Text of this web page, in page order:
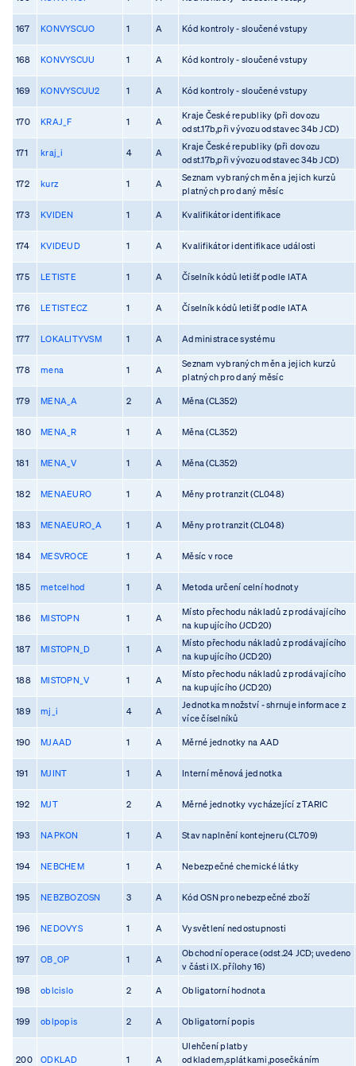
167 KONVYSCUO 1 A Kód kontroly - sloučené vstupy
168 KONVYSCUU 1 A Kód kontroly - sloučené vstupy
169 KONVYSCUU2 1 A Kód kontroly - sloučené vstupy
170 KRAJ_F 1 A
Kraje České republiky (při dovozu
odst.17b,při vývozu odstavec 34b JCD)
171 kraj_i 4 A
Kraje České republiky (při dovozu
odst.17b,při vývozu odstavec 34b JCD)
172 kurz 1 A
Seznam vybraných měn a jejich kurzů
platných pro daný měsíc
173 KVIDEN 1 A Kvalifikátor identifikace
174 KVIDEUD 1 A Kvalifikátor identifikace události
175 LETISTE 1 A Číselník kódů letišť podle IATA
176 LETISTECZ 1 A Číselník kódů letišť podle IATA
177 LOKALITYVSM 1 A Administrace systému
178 mena 1 A
Seznam vybraných měn a jejich kurzů
platných pro daný měsíc
179 MENA_A 2 A Měna (CL352)
180 MENA_R 1 A Měna (CL352)
181 MENA_V 1 A Měna (CL352)
182 MENAEURO 1 A Měny pro tranzit (CL048)
183 MENAEURO_A 1 A Měny pro tranzit (CL048)
184 MESVROCE 1 A Měsíc v roce
185 metcelhod 1 A Metoda určení celní hodnoty
186 MISTOPN 1 A
Místo přechodu nákladů z prodávajícího
na kupujícího (JCD20)
187 MISTOPN_D 1 A
Místo přechodu nákladů z prodávajícího
na kupujícího (JCD20)
188 MISTOPN_V 1 A
Místo přechodu nákladů z prodávajícího
na kupujícího (JCD20)
189 mj_i 4 A
Jednotka množství - shrnuje informace z
více číselníků
190 MJAAD 1 A Měrné jednotky na AAD
191 MJINT 1 A Interní měnová jednotka
192 MJT 2 A Měrné jednotky vycházející z TARIC
193 NAPKON 1 A Stav naplnění kontejneru (CL709)
194 NEBCHEM 1 A Nebezpečné chemické látky
195 NEBZBOZOSN 3 A Kód OSN pro nebezpečné zboží
196 NEDOVYS 1 A Vysvětlení nedostupnosti
197 OB_OP 1 A
Obchodní operace (odst.24 JCD; uvedeno
v části IX. přílohy 16)
198 oblcislo 2 A Obligatorní hodnota
199 oblpopis 2 A Obligatorní popis
200 ODKLAD 1 A
Ulehčení platby
odkladem,splátkami,posečkáním